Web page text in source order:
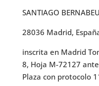
SANTIAGO
28036 Madrid,
inscrita en Madrid
8, Hoja M-72127
Plaza con protocolo